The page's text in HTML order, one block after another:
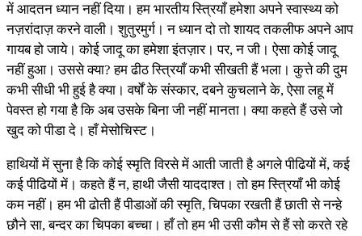
में आदतन ध्यान नहीं दिया। हम भारतीय स्त्रियाँ हमेशा अपने स्वास्थ्य को
नज़रांदाज़ करने वाली। शुतुरमुर्ग। न ध्यान दो तो शायद तकलीफ अपने आप
गायब हो जाये। कोई जादू का हमेशा इंतज़ार। पर, न जी। ऐसा कोई जादू
नहीं हुआ। उससे क्या? हम ढीठ स्त्रियाँ कभी सीखती हैं भला। कुत्ते की दुम
कभी सीधी भी हुई है क्या। वर्षों के संस्कार, दबने कुचलाने के, ऐसा लहू में
पेवस्त हो गया है कि अब उसके बिना जी नहीं मानता। क्या कहते हैं उसे जो
खुद को पीडा दे। हाँ मेसोचिस्ट।
हाथियों में सुना है कि कोई स्मृति विरसे में आती जाती है अगले पीढियों में, कई
कई पीढियों में। कहते हैं न, हाथी जैसी याददाश्त। तो हम स्त्रियाँ भी कोई
कम नहीं। हम भी ढोती हैं पीडाओं की स्मृति, चिपका रखती हैं छाती से नन्हे
छौने सा, बन्दर का चिपका बच्चा। हाँ तो हम भी उसी कौम से हैं सो करते रहे